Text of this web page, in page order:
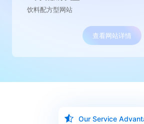
水处理营销型网站
查看网站详情
Our Service